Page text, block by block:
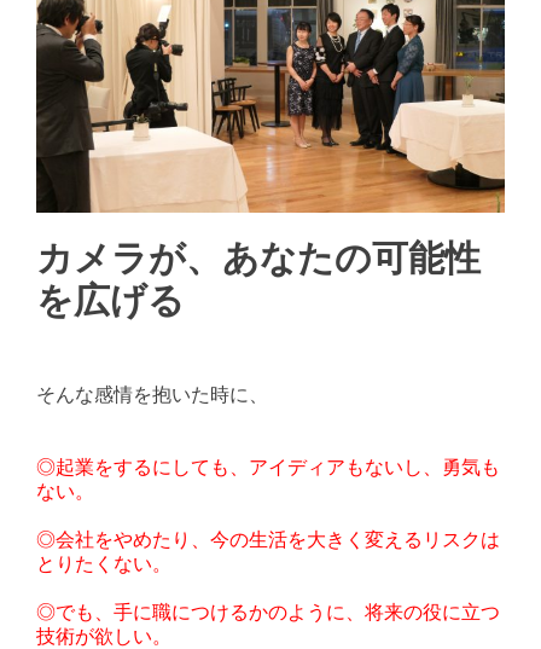
カメラが、あなたの可能性
を広げる
そんな感情を抱いた時に、
◎起業をするにしても、アイディアもないし、勇気も
ない。
◎会社をやめたり、今の生活を大きく変えるリスクは
とりたくない。
◎でも、手に職につけるかのように、将来の役に立つ
技術が欲しい。